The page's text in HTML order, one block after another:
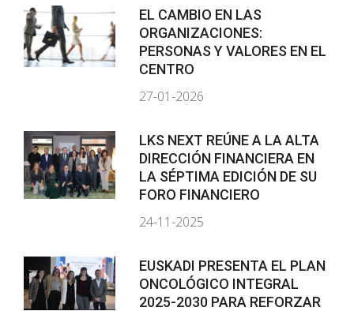
EL CAMBIO EN LAS
ORGANIZACIONES:
PERSONAS Y VALORES EN EL
CENTRO
27-01-2026
LKS NEXT REÚNE A LA ALTA
DIRECCIÓN FINANCIERA EN
LA SÉPTIMA EDICIÓN DE SU
FORO FINANCIERO
24-11-2025
EUSKADI PRESENTA EL PLAN
ONCOLÓGICO INTEGRAL
2025-2030 PARA REFORZAR